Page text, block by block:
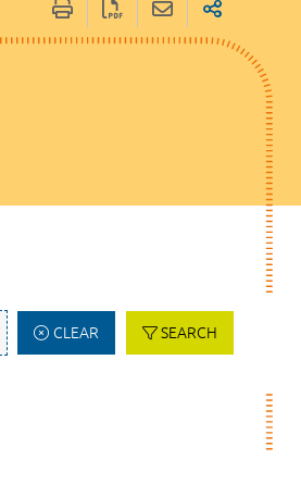
CLEAR SEARCH